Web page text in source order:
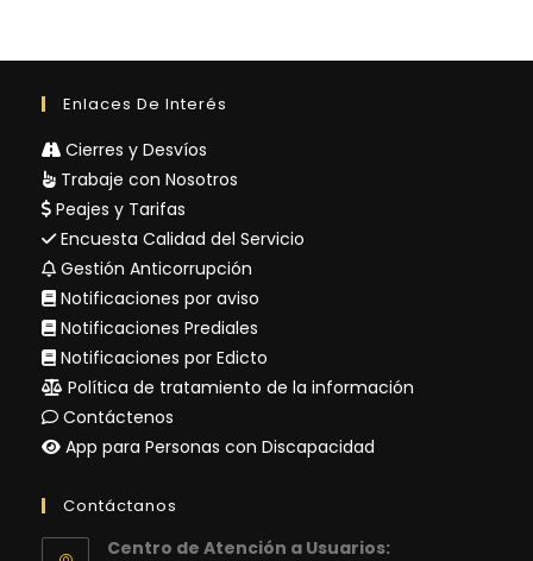
Enlaces De Interés
Cierres y Desvíos
Trabaje con Nosotros
Peajes y Tarifas
Encuesta Calidad del Servicio
Gestión Anticorrupción
Notificaciones por aviso
Notificaciones Prediales
Notificaciones por Edicto
Política de tratamiento de la información
Contáctenos
App para Personas con Discapacidad
Contáctanos
Centro de Atención a Usuarios: